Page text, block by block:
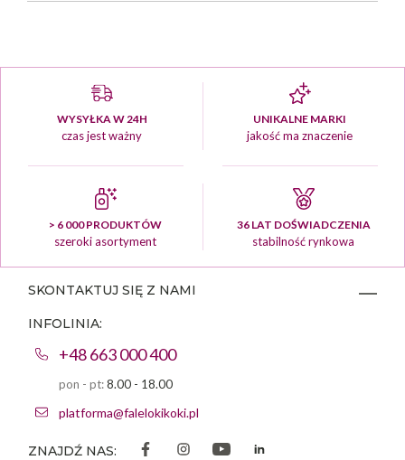
WYSYŁKA W 24H
czas jest ważny
UNIKALNE MARKI
jakość ma znaczenie
> 6 000 PRODUKTÓW
szeroki asortyment
36 LAT DOŚWIADCZENIA
stabilność rynkowa
SKONTAKTUJ SIĘ Z NAMI
INFOLINIA:
+48 663 000 400
pon - pt:8.00 - 18.00
platforma@falelokikoki.pl
ZNAJDŹ NAS: